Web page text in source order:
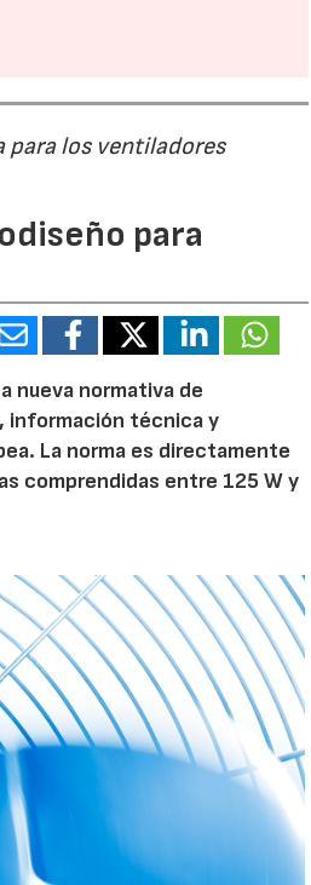
para los ventiladores
para
nueva normativa de
información técnica y
La norma es directamente
comprendidas entre 125 W y